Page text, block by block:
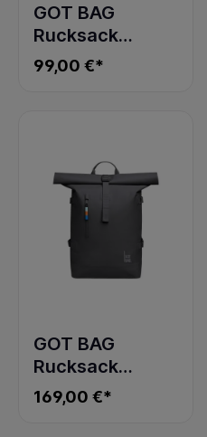
GOT BAG
Rucksack
ROLLTOP EASY
BLACK
99,00 €*
GOT BAG
Rucksack
ROLLTOP 2.0
shark
169,00 €*